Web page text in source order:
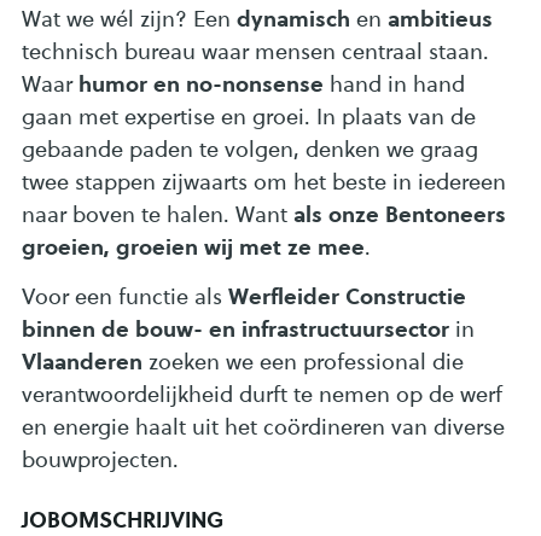
Wat we wél zijn? Een dynamisch en ambitieus
technisch bureau waar mensen centraal staan.
Waar humor en no-nonsense hand in hand
gaan met expertise en groei. In plaats van de
gebaande paden te volgen, denken we graag
twee stappen zijwaarts om het beste in iedereen
naar boven te halen. Want als onze Bentoneers
groeien, groeien wij met ze mee.
Voor een functie als Werfleider Constructie
binnen de bouw- en infrastructuursector in
Vlaanderen zoeken we een professional die
verantwoordelijkheid durft te nemen op de werf
en energie haalt uit het coördineren van diverse
bouwprojecten.
JOBOMSCHRIJVING